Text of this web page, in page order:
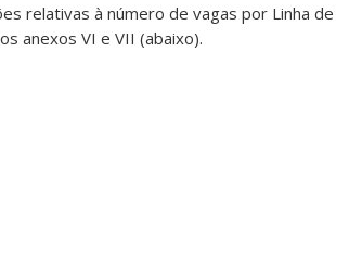
relativas à número de vagas por Linha de
anexos VI e VII (abaixo).